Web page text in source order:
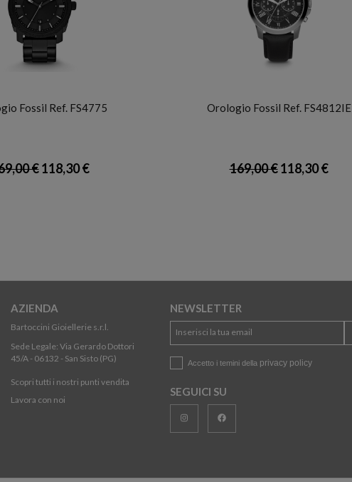
Fossil Ref. FS4775
€118,30 €
Orologio Fossil Ref. FS4812IE
169,00 €118,30 €
AZIENDA
Bartoccini Gioiellerie s.r.l.
Sede Legale: Via Gerardo Dottori
45/A - 06132 - San Sisto (PG)
Scopri tutti i nostri punti vendita
Lavora con noi
NEWSLETTER
Accetto i temini della privacy policy
SEGUICI SU